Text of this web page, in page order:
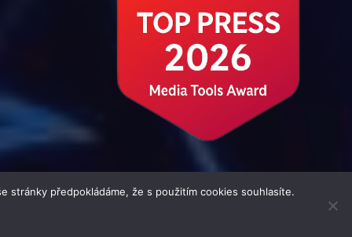
stránky předpokládáme, že s použitím cookies souhlasíte.